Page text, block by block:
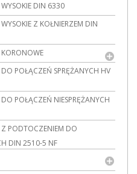
DIN 6330
Z KOŁNIERZEM DIN
KORONOWE
POŁĄCZEŃ SPRĘŻANYCH HV
POŁĄCZEŃ NIESPRĘŻANYCH
Z PODTOCZENIEM DO
DIN 2510-5 NF